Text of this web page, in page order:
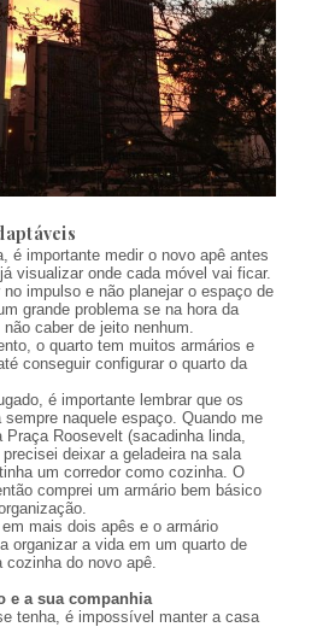
é importante medir o novo apê antes
visualizar onde cada móvel vai ficar.
impulso e não planejar o espaço de
grande problema se na hora da
caber de jeito nenhum.
o quarto tem muitos armários e
conseguir configurar o quarto da
é importante lembrar que os
naquele espaço. Quando me
Praça Roosevelt (sacadinha linda,
deixar a geladeira na sala
um corredor como cozinha. O
comprei um armário bem básico
mais dois apês e o armário
organizar a vida em um quarto de
cozinha do novo apê.
e a sua companhia
tenha, é impossível manter a casa